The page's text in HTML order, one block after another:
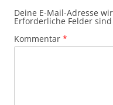
Deine E-Mail-Adresse
Erforderliche Felder
Kommentar *